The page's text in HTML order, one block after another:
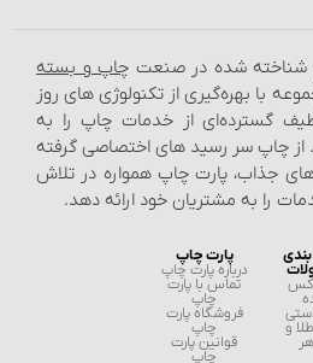
شناخته شده در صنعت چاپ و بسته‌
با بهره‌گیری از تکنولوژی‌ های روز
گسترده‌ای از خدمات چاپ را به
از چاپ سر رسید های اختصاصی گرفته
های جذاب، پارت چاپ همواره در تلاش
را به مشتریان خود ارائه دهد.
و
پارت چاپ
درباره پارت چاپ
تماس با پارت
چاپ
فروشگاه پارت
چاپ
قوانین پارت
چاپ